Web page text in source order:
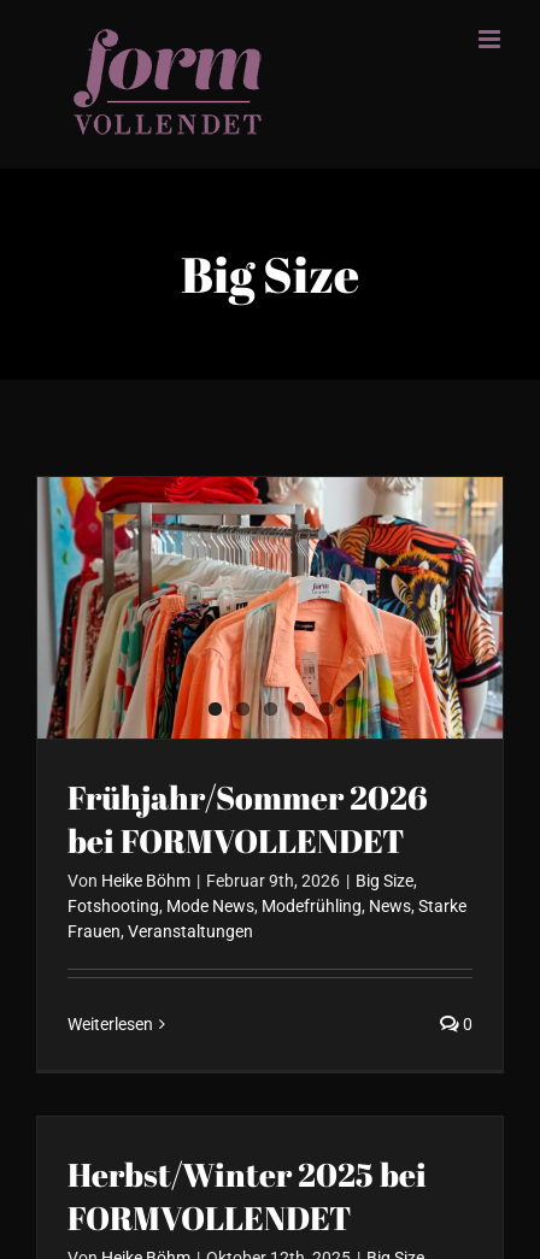
Big Size
Frühjahr/Sommer 2026 bei
FORMVOLLENDET
Frühjahr/Sommer 2026
bei FORMVOLLENDET
Von Heike Böhm | Februar 9th, 2026 | Big Size,
Fotshooting, Mode News, Modefrühling, News, Starke
Frauen, Veranstaltungen
Weiterlesen 0
Herbst/Winter 2025 bei
FORMVOLLENDET